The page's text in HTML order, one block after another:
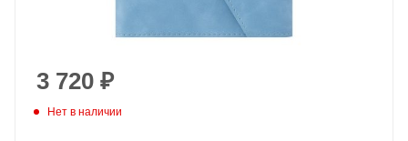
3 720 ₽
Нет в наличии